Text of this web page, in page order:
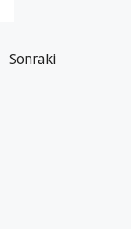
Sonraki